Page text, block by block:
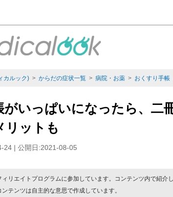
カルック) > からだの症状一覧 > 病院・お薬 > おくすり手帳
がいっぱいになったら、二
リットも
24 | 公開日:2021-08-05
ィリエイトプログラムに参加しています。コンテンツ内で紹介
テンツは自主的な意思で作成しています。